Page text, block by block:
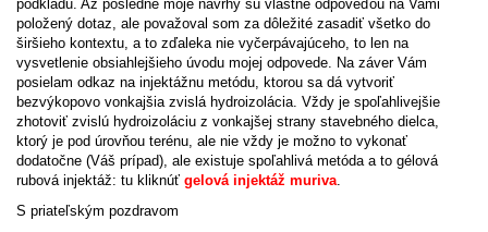
podkladu. Až posledné moje návrhy sú vlastne odpoveďou na Vami
položený dotaz, ale považoval som za dôležité zasadiť všetko do
širšieho kontextu, a to zďaleka nie vyčerpávajúceho, to len na
vysvetlenie obsiahlejšieho úvodu mojej odpovede. Na záver Vám
posielam odkaz na injektážnu metódu, ktorou sa dá vytvoriť
bezvýkopovo vonkajšia zvislá hydroizolácia. Vždy je spoľahlivejšie
zhotoviť zvislú hydroizoláciu z vonkajšej strany stavebného dielca,
ktorý je pod úrovňou terénu, ale nie vždy je možno to vykonať
dodatočne (Váš prípad), ale existuje spoľahlivá metóda a to gélová
rubová injektáž: tu kliknúť gelová injektáž muriva.
S priateľským pozdravom